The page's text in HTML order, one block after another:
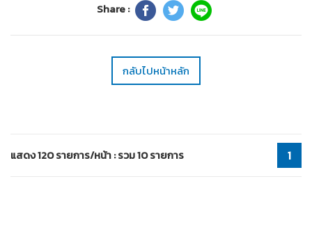
Share :
กลับไปหน้าหลัก
แสดง 120 รายการ/หน้า : รวม 10 รายการ 1